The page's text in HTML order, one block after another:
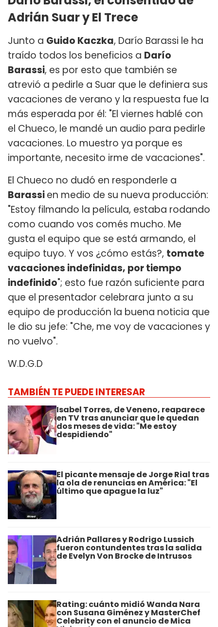
Adrián Suar y El Trece
Junto a Guido Kaczka, Darío Barassi le ha
traído todos los beneficios a Darío
Barassi, es por esto que también se
atrevió a pedirle a Suar que le definiera sus
vacaciones de verano y la respuesta fue la
más esperada por él: "El viernes hablé con
el Chueco, le mandé un audio para pedirle
vacaciones. Lo muestro ya porque es
importante, necesito irme de vacaciones".
El Chueco no dudó en responderle a
Barassien medio de su nueva producción:
"Estoy filmando la película, estaba rodando
como cuando vos comés mucho. Me
gusta el equipo que se está armando, el
equipo tuyo. Y vos ¿cómo estás?, tomate
vacaciones indefinidas, por tiempo
indefinido"; esto fue razón suficiente para
que el presentador celebrara junto a su
equipo de producción la buena noticia que
le dio su jefe: "Che, me voy de vacaciones y
no vuelvo".
W.D.G.D
TAMBIÉN TE PUEDE INTERESAR
Isabel Torres, de Veneno, reaparece
en TV tras anunciar que le quedan
dos meses de vida: "Me estoy
despidiendo"
El picante mensaje de Jorge Rial tras
la ola de renuncias en América: "El
último que apague la luz"
Adrián Pallares y Rodrigo Lussich
fueron contundentes tras la salida
de Evelyn Von Brocke de Intrusos
Rating: cuánto midió Wanda Nara
con Susana Giménez y MasterChef
Celebrity con el anuncio de Mica